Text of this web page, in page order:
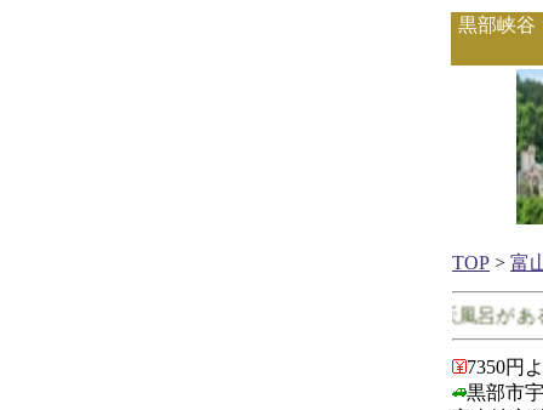
黒部峡
TOP > 富
富山県で客室に露天風呂があ
7350円
黒部市